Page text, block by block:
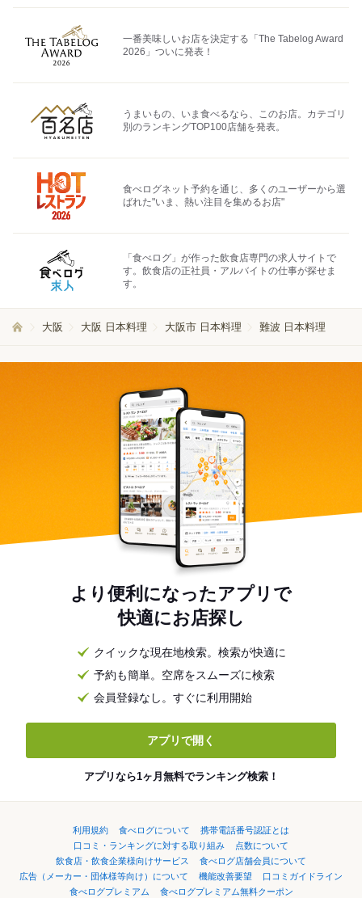
一番美味しいお店を決定する「The Tabelog Award
2026」ついに発表！
うまいもの、いま食べるなら、このお店。カテゴリ
別のランキングTOP100店舗を発表。
食べログネット予約を通じ、多くのユーザーから選
ばれた"いま、熱い注目を集めるお店"
「食べログ」が作った飲食店専門の求人サイトで
す。飲食店の正社員・アルバイトの仕事が探せま
す。
大阪 大阪 日本料理 大阪市 日本料理 難波 日本料理
より便利になったアプリで
快適にお店探し
クイックな現在地検索。検索が快適に
予約も簡単。空席をスムーズに検索
会員登録なし。すぐに利用開始
アプリで開く
アプリなら1ヶ月無料でランキング検索！
利用規約 食べログについて
携帯電話番号認証とは
口コミ・ランキングに対する取り組み
点数について
飲食店・飲食企業様向けサービス
食べログ店舗会員について
広告（メーカー・団体様等向け）について
機能改善要望
口コミガイドライン
食べログプレミアム
食べログプレミアム無料クーポン